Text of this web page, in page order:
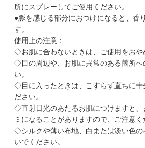
所にスプレーしてご使用ください。
●脈を感じる部分におつけになると、香
す。
使用上の注意：
◇お肌に合わないときは、ご使用をおや
◇目の周辺や、お肌に異常のある箇所へ
い。
◇目に入ったときは、こすらず直ちに十
ださい。
◇直射日光のあたるお肌につけますと、
ミになることがありますので、ご注意く
◇シルクや薄い布地、白または淡い色の
いでください。